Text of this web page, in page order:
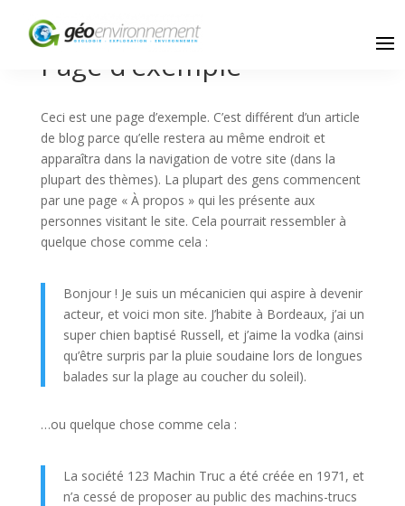
Page d’exemple
Ceci est une page d’exemple. C’est différent d’un article
de blog parce qu’elle restera au même endroit et
apparaîtra dans la navigation de votre site (dans la
plupart des thèmes). La plupart des gens commencent
par une page « À propos » qui les présente aux
personnes visitant le site. Cela pourrait ressembler à
quelque chose comme cela :
Bonjour ! Je suis un mécanicien qui aspire à devenir
acteur, et voici mon site. J’habite à Bordeaux, j’ai un
super chien baptisé Russell, et j’aime la vodka (ainsi
qu’être surpris par la pluie soudaine lors de longues
balades sur la plage au coucher du soleil).
…ou quelque chose comme cela :
La société 123 Machin Truc a été créée en 1971, et
n’a cessé de proposer au public des machins-trucs